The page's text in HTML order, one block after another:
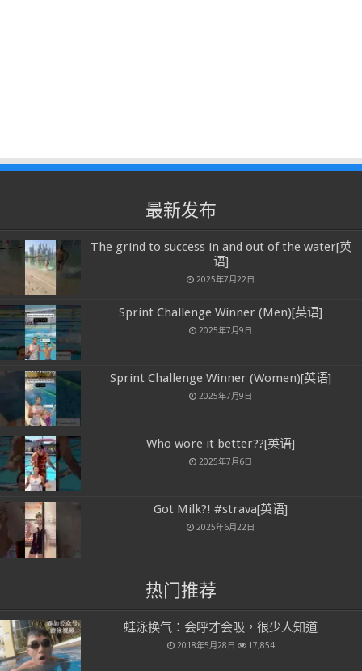
最新发布
The grind to success in and out of the water[英
语]
2025年7月22日
Sprint Challenge Winner (Men)[英语]
2025年7月9日
Sprint Challenge Winner (Women)[英语]
2025年7月9日
Who wore it better??[英语]
2025年7月6日
Got Milk?! #strava[英语]
2025年6月22日
热门推荐
蛙泳换气：会呼才会吸，很少人知道
2018年5月28日 17,854